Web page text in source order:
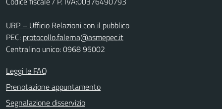
URP – Ufficio Relazioni con il pubblico
PEC: protocollo.falerna@asmepec.it
Centralino unico: 0968 95002
Leggi le FAQ
Prenotazione appuntamento
Segnalazione disservizio